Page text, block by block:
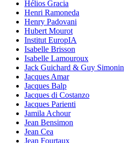
Hélios Gracia
Henri Ramoneda
Henry Padovani
Hubert Mourot
Institut EuropIA
Isabelle Brisson
Isabelle Lamouroux
Jack Guichard & Guy Simonin
Jacques Amar
Jacques Balp
Jacques di Costanzo
Jacques Parienti
Jamila Achour
Jean Bensimon
Jean Cea
Jean Fourtaux